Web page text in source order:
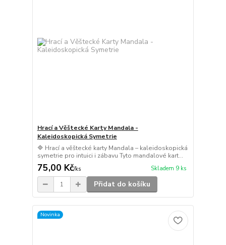
Hrací a Věštecké Karty Mandala -
Kaleidoskopická Symetrie
🔷 Hrací a věštecké karty Mandala – kaleidoskopická
symetrie pro intuici i zábavu Tyto mandalové kart...
75,00 Kč/ks Skladem 9 ks
Přidat do košíku
Novinka